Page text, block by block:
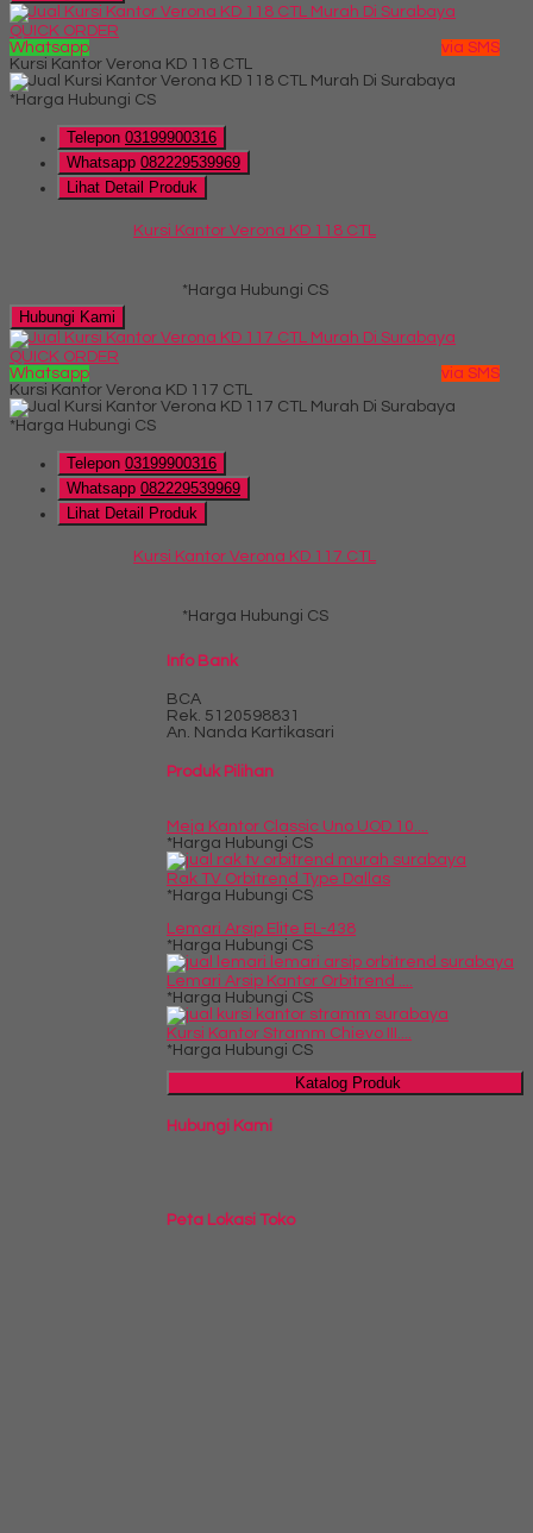
QUICK ORDER
Whatsapp
via SMS
Kursi Kantor Verona KD 118 CTL
*Harga Hubungi CS
Telepon 03199900316
Whatsapp 082229539969
Lihat Detail Produk
Kursi Kantor Verona KD 118 CTL
*Harga Hubungi CS
Hubungi Kami
QUICK ORDER
Whatsapp
via SMS
Kursi Kantor Verona KD 117 CTL
*Harga Hubungi CS
Telepon 03199900316
Whatsapp 082229539969
Lihat Detail Produk
Kursi Kantor Verona KD 117 CTL
*Harga Hubungi CS
Info Bank
BCA
Rek. 5120598831
An. Nanda Kartikasari
Produk Pilihan
Meja Kantor Classic Uno UOD 10....
*Harga Hubungi CS
Rak TV Orbitrend Type Dallas
*Harga Hubungi CS
Lemari Arsip Elite EL-438
*Harga Hubungi CS
Lemari Arsip Kantor Orbitrend ....
*Harga Hubungi CS
Kursi Kantor Stramm Chievo III....
*Harga Hubungi CS
Katalog Produk
Hubungi Kami
Peta Lokasi Toko